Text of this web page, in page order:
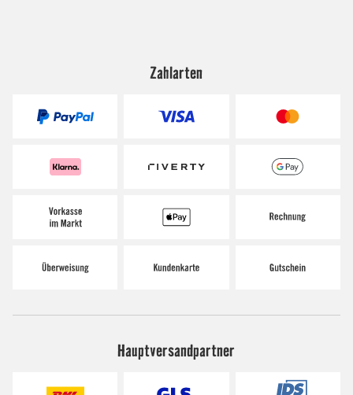
Zahlarten
Hauptversandpartner